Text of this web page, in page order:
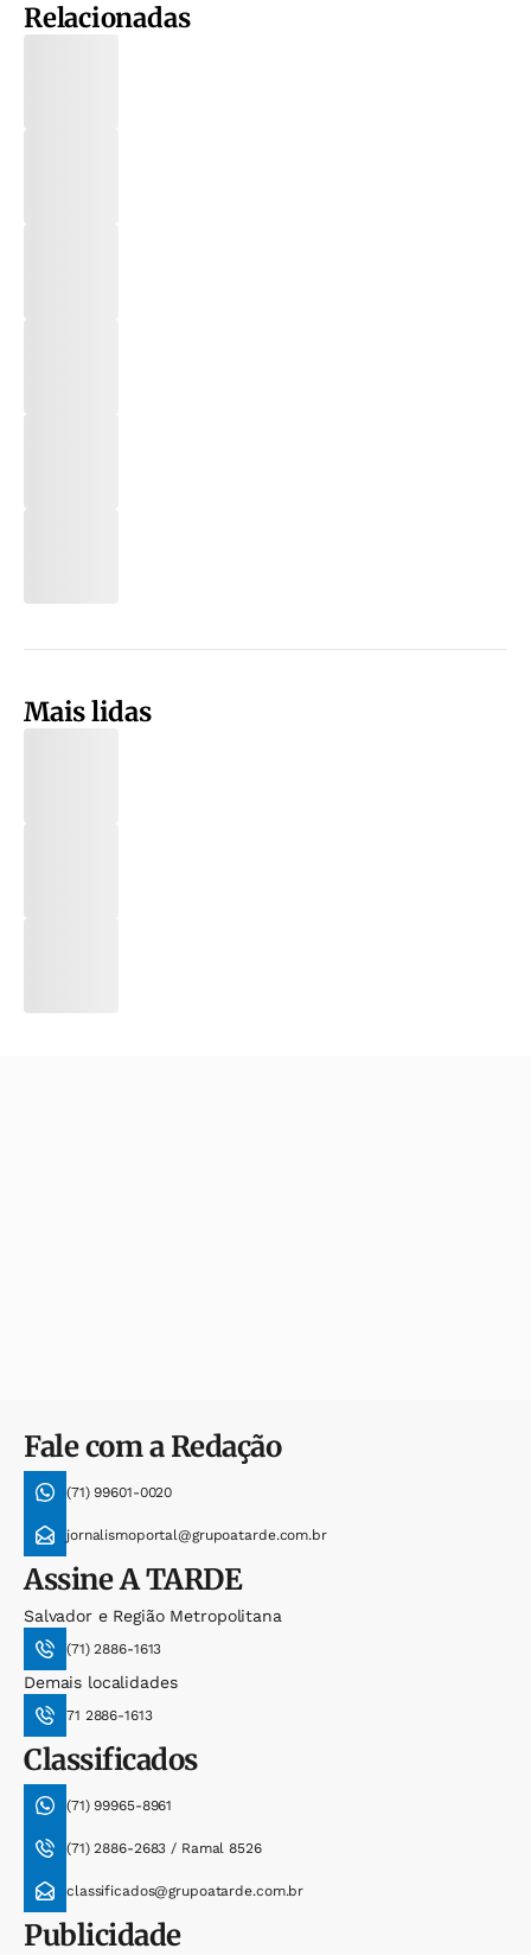
Relacionadas
Mais lidas
Fale com a Redação
(71) 99601-0020
jornalismoportal@grupoatarde.com.br
AssineA TARDE
Salvador e Região Metropolitana
(71) 2886-1613
Demais localidades
71 2886-1613
Classificados
(71) 99965-8961
(71) 2886-2683 / Ramal 8526
classificados@grupoatarde.com.br
Publicidade